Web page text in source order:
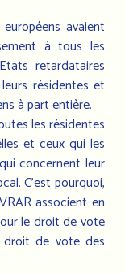
avaient
à tous les
retardataires
résidentes et
à part entière.
les résidentes
et ceux qui les
concernent leur
C’est pourquoi,
associent en
le droit de vote
droit de vote des